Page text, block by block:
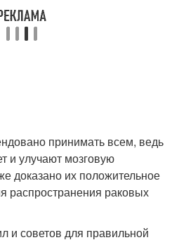
принимать всем, ведь
и улучают мозговую
доказано их положительное
распространения раковых
и советов для правильной